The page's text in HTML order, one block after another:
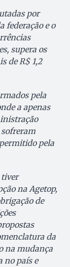
por
federação e o
supera os
de R$ 1,2
pela
a apenas
pela
tiver
na Agetop,
de
da
na mudança
no país e